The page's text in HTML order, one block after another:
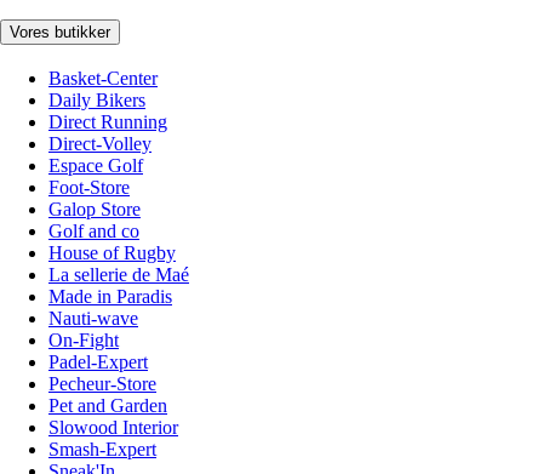
Vores butikker
Basket-Center
Daily Bikers
Direct Running
Direct-Volley
Espace Golf
Foot-Store
Galop Store
Golf and co
House of Rugby
La sellerie de Maé
Made in Paradis
Nauti-wave
On-Fight
Padel-Expert
Pecheur-Store
Pet and Garden
Slowood Interior
Smash-Expert